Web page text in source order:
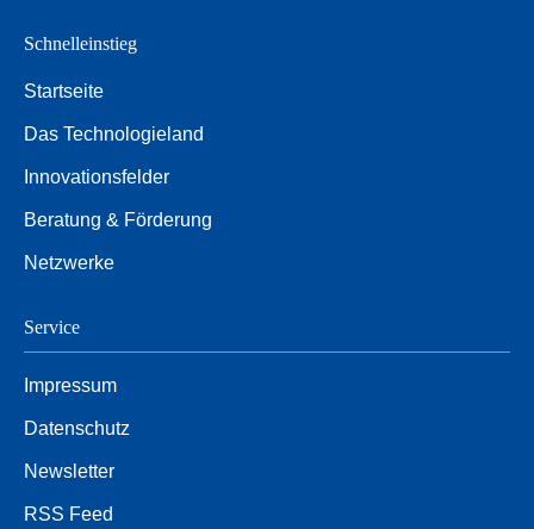
Netzwerke
Schnelleinstieg
Startseite
Das Technologieland
Innovationsfelder
Beratung & Förderung
Netzwerke
Service
Impressum
Datenschutz
Newsletter
RSS Feed